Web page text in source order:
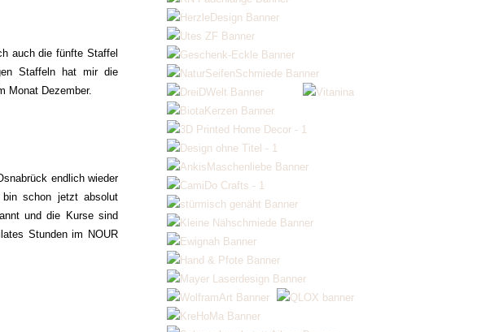
auch die fünfte Staffel
Staffeln hat mir die
Monat Dezember.
endlich wieder
schon jetzt absolut
und die Kurse sind
Stunden im NOUR